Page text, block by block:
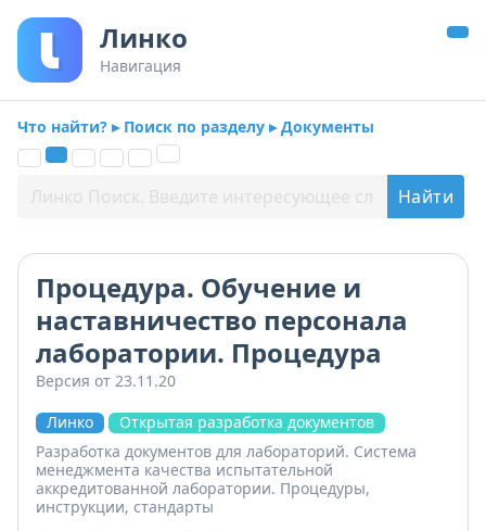
Линко
Навигация
Что найти? ▸ Поиск по разделу ▸ Документы
Процедура. Обучение и
наставничество персонала
лаборатории. Процедура
Версия от 23.11.20
Линко
Открытая разработка документов
Разработка документов для лабораторий. Система
менеджмента качества испытательной
аккредитованной лаборатории. Процедуры,
инструкции, стандарты